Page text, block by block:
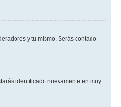
y tu mismo. Serás contado
identificado nuevamente en muy